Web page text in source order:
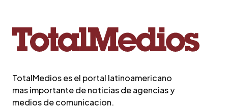
TotalMedios es el portal latinoamericano
mas importante de noticias de agencias y
medios de comunicacion.